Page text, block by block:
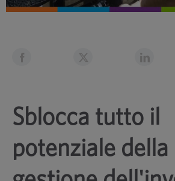
Sblocca tutto il
potenziale della